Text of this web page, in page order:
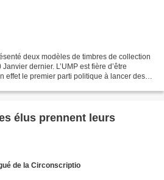
deux modèles de timbres de collection
dernier. L’UMP est fière d’être
effet le premier parti politique à lancer des
élus prennent leurs
de la Circonscriptio